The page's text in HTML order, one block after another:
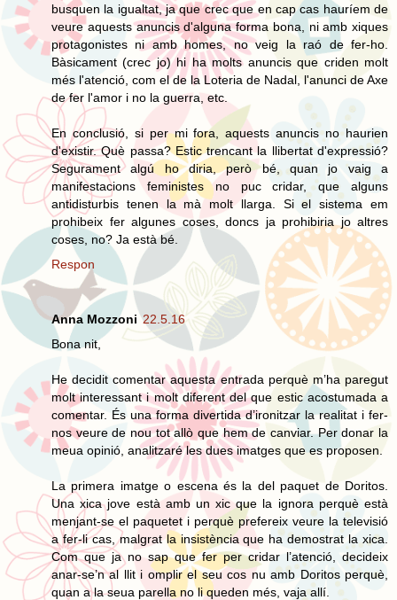
busquen la igualtat, ja que crec que en cap cas hauríem de
veure aquests anuncis d'alguna forma bona, ni amb xiques
protagonistes ni amb homes, no veig la raó de fer-ho.
Bàsicament (crec jo) hi ha molts anuncis que criden molt
més l'atenció, com el de la Loteria de Nadal, l'anunci de Axe
de fer l'amor i no la guerra, etc.
En conclusió, si per mi fora, aquests anuncis no haurien
d'existir. Què passa? Estic trencant la llibertat d'expressió?
Segurament algú ho diria, però bé, quan jo vaig a
manifestacions feministes no puc cridar, que alguns
antidisturbis tenen la mà molt llarga. Si el sistema em
prohibeix fer algunes coses, doncs ja prohibiria jo altres
coses, no? Ja està bé.
Respon
Anna Mozzoni 22.5.16
Bona nit,
He decidit comentar aquesta entrada perquè m’ha paregut
molt interessant i molt diferent del que estic acostumada a
comentar. És una forma divertida d’ironitzar la realitat i fer-
nos veure de nou tot allò que hem de canviar. Per donar la
meua opinió, analitzaré les dues imatges que es proposen.
La primera imatge o escena és la del paquet de Doritos.
Una xica jove està amb un xic que la ignora perquè està
menjant-se el paquetet i perquè prefereix veure la televisió
a fer-li cas, malgrat la insistència que ha demostrat la xica.
Com que ja no sap que fer per cridar l’atenció, decideix
anar-se’n al llit i omplir el seu cos nu amb Doritos perquè,
quan a la seua parella no li queden més, vaja allí.